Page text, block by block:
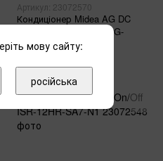
Артикул: 23072570
Кондиціонер Midea AG DC
Inverter AG-24N8D0-I/AG-
24N8D0-O
мову сайту:
російська